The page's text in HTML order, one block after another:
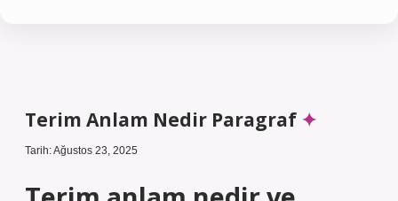
Terim Anlam Nedir Paragraf
Tarih: Ağustos 23, 2025